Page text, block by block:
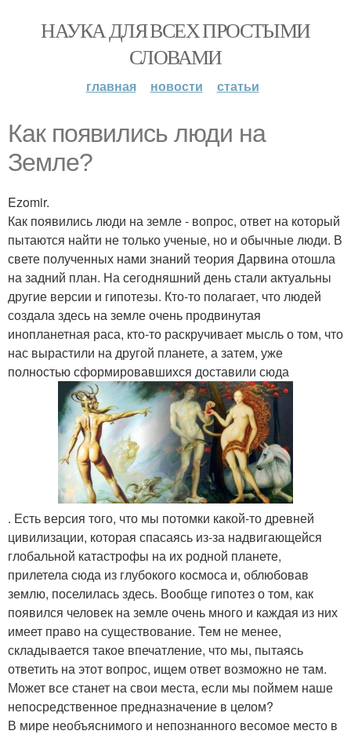
НАУКА ДЛЯ ВСЕХ ПРОСТЫМИ
СЛОВАМИ
главная новости статьи
Как появились люди на
Земле?
Ezomir.
Как появились люди на земле - вопрос, ответ на который
пытаются найти не только ученые, но и обычные люди. В
свете полученных нами знаний теория Дарвина отошла
на задний план. На сегодняшний день стали актуальны
другие версии и гипотезы. Кто-то полагает, что людей
создала здесь на земле очень продвинутая
инопланетная раса, кто-то раскручивает мысль о том, что
нас вырастили на другой планете, а затем, уже
полностью сформировавшихся доставили сюда
. Есть версия того, что мы потомки какой-то древней
цивилизации, которая спасаясь из-за надвигающейся
глобальной катастрофы на их родной планете,
прилетела сюда из глубокого космоса и, облюбовав
землю, поселилась здесь. Вообще гипотез о том, как
появился человек на земле очень много и каждая из них
имеет право на существование. Тем не менее,
складывается такое впечатление, что мы, пытаясь
ответить на этот вопрос, ищем ответ возможно не там.
Может все станет на свои места, если мы поймем наше
непосредственное предназначение в целом?
В мире необъяснимого и непознанного весомое место в